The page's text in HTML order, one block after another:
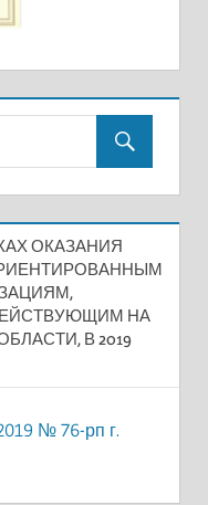
ОКАЗАНИЯ
НА
В 2019
№ 76-рп г.